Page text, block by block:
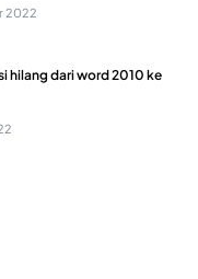
2022
hilang dari word 2010 ke